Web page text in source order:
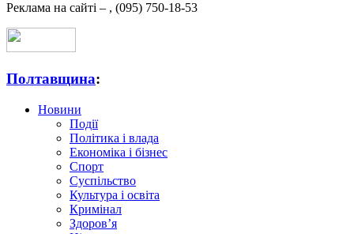
Реклама на сайті – , (095) 750-18-53
Полтавщина:
Новини
Події
Політика і влада
Економіка і бізнес
Спорт
Суспільство
Культура і освіта
Кримінал
Здоров’я